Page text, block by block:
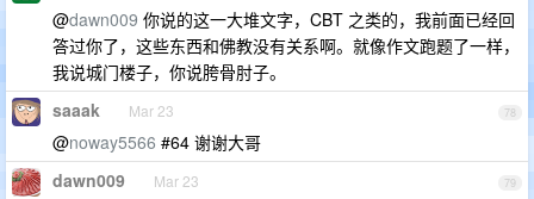
@dawn009 你说的这一大堆文字，CBT 之类的，我前面已经回
答过你了，这些东西和佛教没有关系啊。就像作文跑题了一样，
我说城门楼子，你说胯骨肘子。
78
saaak Mar 23
@noway5566 #64 谢谢大哥
79
dawn009 Mar 23